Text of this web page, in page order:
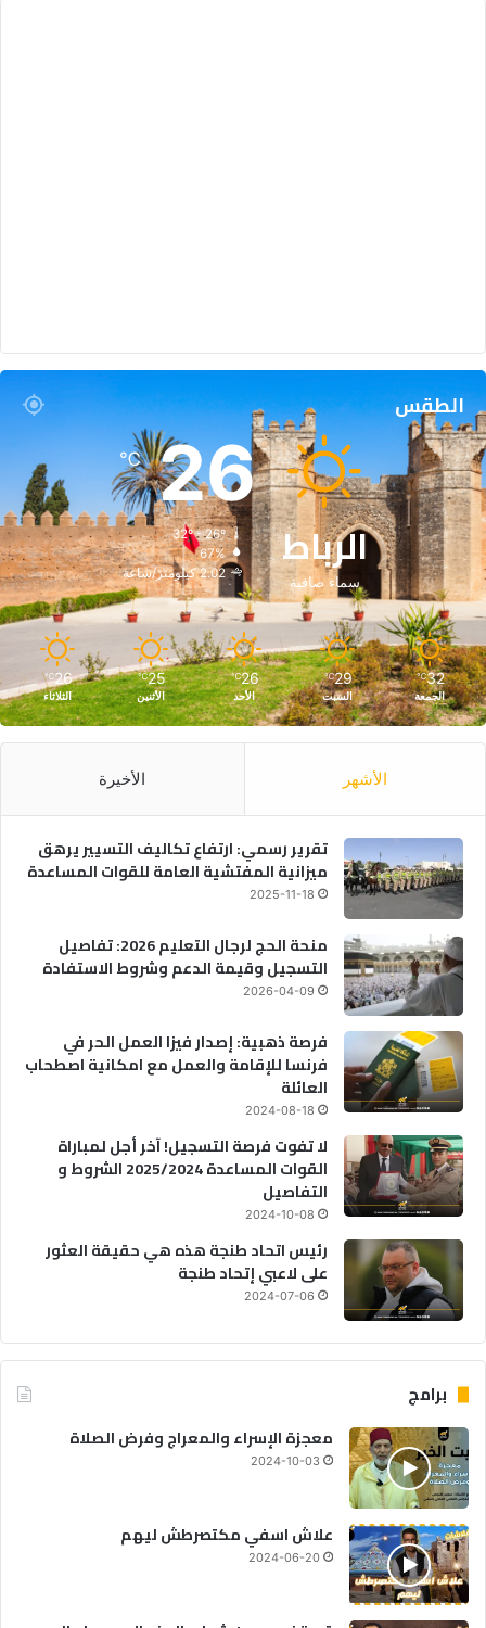
الطقس
الرباط
سماء صافية
26
℃
32º - 26º
67%
2.02 كيلومتر/ساعة
32
℃
الجمعة
29
℃
السبت
26
℃
الأحد
25
℃
الأثنين
26
℃
الثلاثاء
الأشهر الأخيرة
تقرير رسمي: ارتفاع تكاليف التسيير يرهق
ميزانية المفتشية العامة للقوات المساعدة
2025-11-18
منحة الحج لرجال التعليم 2026: تفاصيل
التسجيل وقيمة الدعم وشروط الاستفادة
2026-04-09
فرصة ذهبية: إصدار فيزا العمل الحر في
فرنسا للإقامة والعمل مع امكانية اصطحاب
العائلة
2024-08-18
لا تفوت فرصة التسجيل! آخر أجل لمباراة
القوات المساعدة 2025/2024 الشروط و
التفاصيل
2024-10-08
رئيس اتحاد طنجة هذه هي حقيقة العثور
على لاعبي إتحاد طنجة
2024-07-06
برامج
معجزة الإسراء والمعراج وفرض الصلاة
2024-10-03
علاش اسفي مكتصرطش ليهم
2024-06-20